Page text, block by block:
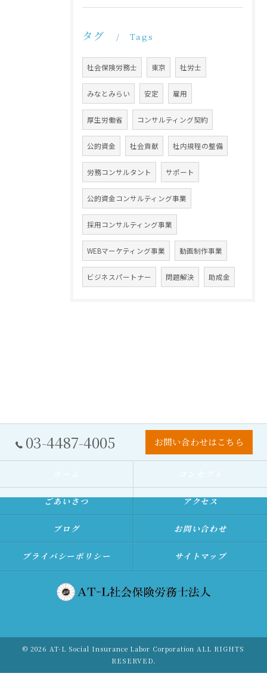
タグ Tags
社会保険労務士 東京 社労士
みなとみらい 安定 雇用
厚生労働省 コンサルティング契約
公的資金 社会貢献 社内規程の整備
労務コンサルタント サポート
公的資金コンサルティング事業
採用コンサルティング事業
WEBマーケティング事業 動画制作事業
ビジネスパートナー 問題解決 助成金
03-4487-4005 お問い合わせはこちら
ごあいさつ アクセス
ブログ お問い合わせ
プライバシーポリシー サイトマップ
© 2026 AT-L Social Insurance Labor Corporation ALL RIGHTS
RESERVED.